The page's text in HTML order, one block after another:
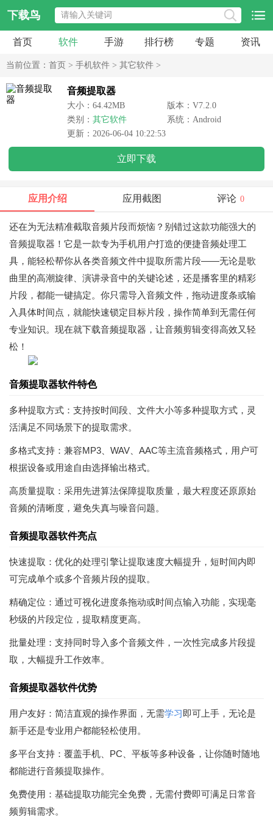
下载鸟
首页 软件 手游 排行榜 专题 资讯
当前位置： 首页 > 手机软件 > 其它软件 >
音频提取器
大小：64.42MB
版本：V7.2.0
类别： 其它软件
系统：Android
更新：2026-06-04 10:22:53
立即下载
应用介绍 应用截图 评论 0
还在为无法精准截取音频片段而烦恼？别错过这款功能强大的
音频提取器！它是一款专为手机用户打造的便捷音频处理工
具，能轻松帮你从各类音频文件中提取所需片段——无论是歌
曲里的高潮旋律、演讲录音中的关键论述，还是播客里的精彩
片段，都能一键搞定。你只需导入音频文件，拖动进度条或输
入具体时间点，就能快速锁定目标片段，操作简单到无需任何
专业知识。现在就下载音频提取器，让音频剪辑变得高效又轻
松！
音频提取器软件特色
多种提取方式：支持按时间段、文件大小等多种提取方式，灵
活满足不同场景下的提取需求。
多格式支持：兼容MP3、WAV、AAC等主流音频格式，用户可
根据设备或用途自由选择输出格式。
高质量提取：采用先进算法保障提取质量，最大程度还原原始
音频的清晰度，避免失真与噪音问题。
音频提取器软件亮点
快速提取：优化的处理引擎让提取速度大幅提升，短时间内即
可完成单个或多个音频片段的提取。
精确定位：通过可视化进度条拖动或时间点输入功能，实现毫
秒级的片段定位，提取精度更高。
批量处理：支持同时导入多个音频文件，一次性完成多片段提
取，大幅提升工作效率。
音频提取器软件优势
用户友好：简洁直观的操作界面，无需学习即可上手，无论是
新手还是专业用户都能轻松使用。
多平台支持：覆盖手机、PC、平板等多种设备，让你随时随地
都能进行音频提取操作。
免费使用：基础提取功能完全免费，无需付费即可满足日常音
频剪辑需求。